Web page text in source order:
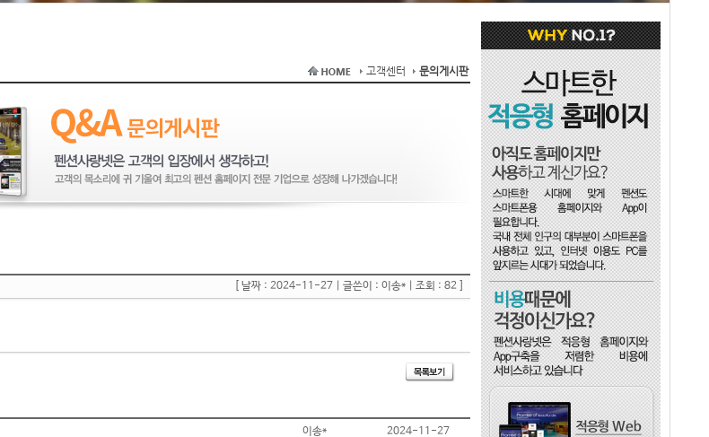
고객센터 문의게시판
[ 날짜 : 2024-11-27 | 글쓴이 : 이송* | 조회 : 82 ]
이송* 2024-11-27